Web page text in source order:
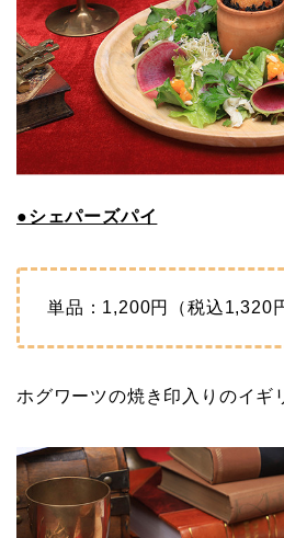
●シェパーズパイ
単品：1,200円（税込1,320
ホグワーツの焼き印入りのイギ